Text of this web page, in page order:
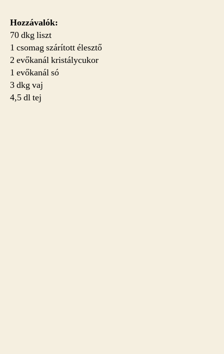
Hozzávalók:
70 dkg liszt
1 csomag szárított élesztő
2 evőkanál kristálycukor
1 evőkanál só
3 dkg vaj
4,5 dl tej